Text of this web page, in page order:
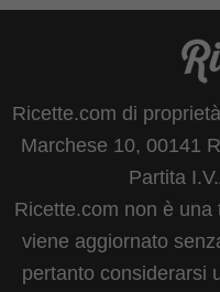
Ricette.com di
Marchese 10, 00141
Partita
Ricette.com non è
viene aggiornato
pertanto considerarsi